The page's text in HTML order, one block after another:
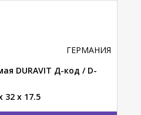
ГЕРМАНИЯ
DURAVIT Д-код / D-
32 x 17.5